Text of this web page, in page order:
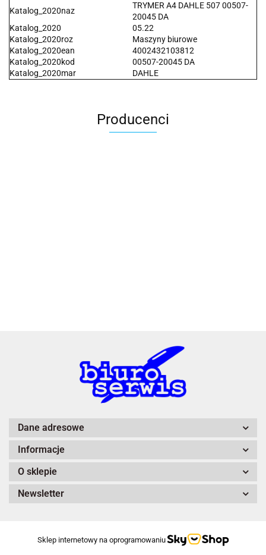
Katalog_2020naz
TRYMER A4 DAHLE 507 00507-
20045 DA
Katalog_2020
05.22
Katalog_2020roz
Maszyny biurowe
Katalog_2020ean
4002432103812
Katalog_2020kod
00507-20045 DA
Katalog_2020mar
DAHLE
Producenci
A4 Tech
Dane adresowe
Informacje
O sklepie
Newsletter
Sklep internetowy na oprogramowaniu